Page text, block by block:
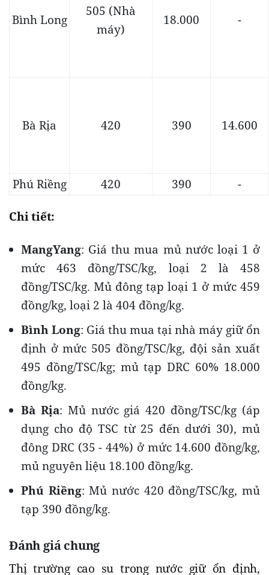
Bình Long
505 (Nhà
máy)
18.000 -
Bà Rịa 420 390 14.600
Phú Riềng 420 390 -
Chi tiết:
MangYang: Giá thu mua mủ nước loại 1 ở
mức 463 đồng/TSC/kg, loại 2 là 458
đồng/TSC/kg. Mủ đông tạp loại 1 ở mức 459
đồng/kg, loại 2 là 404 đồng/kg.
Bình Long: Giá thu mua tại nhà máy giữ ổn
định ở mức 505 đồng/TSC/kg, đội sản xuất
495 đồng/TSC/kg; mủ tạp DRC 60% 18.000
đồng/kg.
Bà Rịa: Mủ nước giá 420 đồng/TSC/kg (áp
dụng cho độ TSC từ 25 đến dưới 30), mủ
đông DRC (35 - 44%) ở mức 14.600 đồng/kg,
mủ nguyên liệu 18.100 đồng/kg.
Phú Riềng: Mủ nước 420 đồng/TSC/kg, mủ
tạp 390 đồng/kg.
Đánh giá chung
Thị trường cao su trong nước giữ ổn định,